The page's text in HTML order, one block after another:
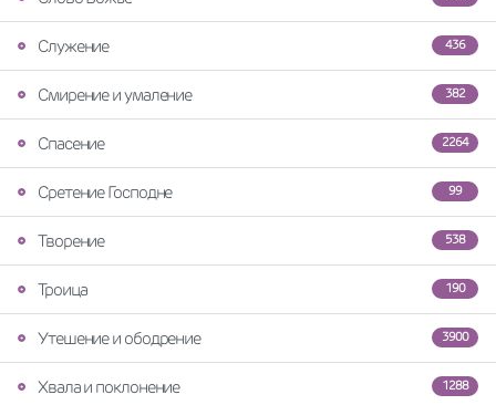
436
Служение
382
Смирение и умаление
2264
Спасение
99
Сретение Господне
538
Творение
190
Троица
3900
Утешение и ободрение
1288
Хвала и поклонение